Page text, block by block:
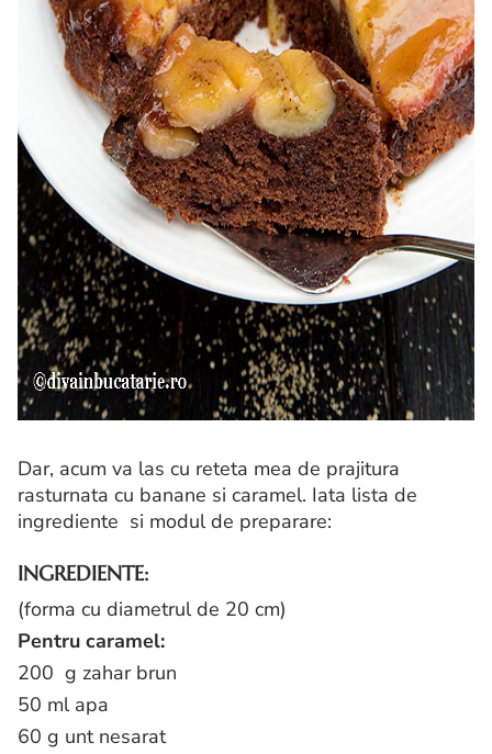
Dar, acum va las cu reteta mea de prajitura
rasturnata cu banane si caramel. Iata lista de
ingrediente si modul de preparare:
INGREDIENTE:
(forma cu diametrul de 20 cm)
Pentru caramel:
200 g zahar brun
50 ml apa
60 g unt nesarat